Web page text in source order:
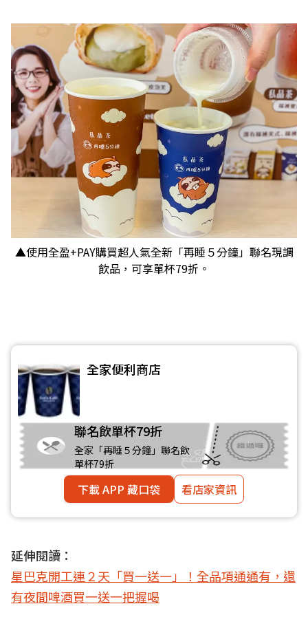
▲使用全盈+PAY購買超人氣全新「再睡５分鐘」聯名現調
飲品，可享單杯79折。
全家便利商店
聯名飲單杯79折
全家「再睡５分鐘」聯名飲
單杯79折
下載 APP 藏口袋 看店家資訊
延伸閱讀：
星巴克開工連２天「買一送一」！全品項通通有，還
有夜間啤酒買一送一把握喝